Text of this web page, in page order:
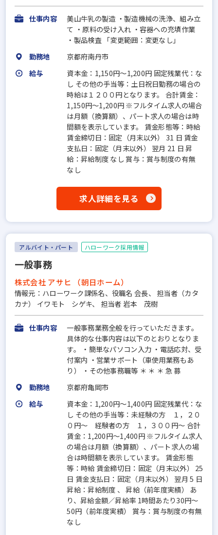
仕事内容
美山牛乳の製造 ・製造機械の洗浄、組み立
て ・原料の受け入れ ・容器への充填作業
・製品検査 「変更範囲：変更なし」
勤務地
京都府南丹市
給与
資本金：1,150円〜1,200円 固定残業代：な
し その他の手当等：土日祝日勤務の場合の
時給は１２００円となります。 合計賃金：
1,150円～1,200円 ※フルタイム求人の場合
は月額（換算額）、パート求人の場合は時
間額を表示しています。 賃金形態等：時給
賃金締切日：固定（月末以外） 31 日 賃金
支払日：固定（月末以外） 翌月 21 日 昇
給：昇給制度 なし 賞与：賞与制度の有無
なし
求人詳細を見る
アルバイト・パート ハローワーク採用情報
一般事務
株式会社 アサヒ （朝日ホーム）
情報元：ハローワーク課係名、役職名 会長、 担当者（カタ
カナ） イワモト シゲキ、 担当者 岩本 茂樹
仕事内容
一般事務業務全般を行っていただきます。
具体的な仕事内容は以下のとおりとなりま
す。 ・簡単なパソコン入力 ・電話応対、受
付案内 ・営業サポート（車使用業務もあ
り） ・その他事務職等 ＊ ＊ ＊ 急 募
勤務地
京都府亀岡市
給与
資本金：1,200円〜1,400円 固定残業代：な
し その他の手当等：未経験の方 １，２０
０円～ 経験者の方 １，３００円～ 合計
賃金：1,200円～1,400円 ※フルタイム求人
の場合は月額（換算額）、パート求人の場
合は時間額を表示しています。 賃金形態
等：時給 賃金締切日：固定（月末以外） 25
日 賃金支払日：固定（月末以外） 翌月 5 日
昇給：昇給制度 、 昇給（前年度実績） あ
り、昇給金額／昇給率 1時間あたり30円～
50円（前年度実績） 賞与：賞与制度の有無
なし